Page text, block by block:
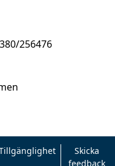
256476
Skicka
feedback